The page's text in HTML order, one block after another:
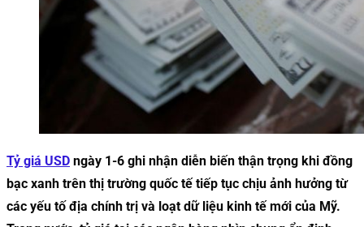
Tỷ giá USD ngày 1-6 ghi nhận diễn biến thận trọng khi đồng
bạc xanh trên thị trường quốc tế tiếp tục chịu ảnh hưởng từ
các yếu tố địa chính trị và loạt dữ liệu kinh tế mới của Mỹ.